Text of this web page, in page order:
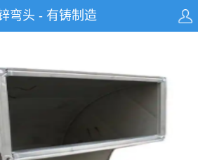
弯头 - 有铸制造